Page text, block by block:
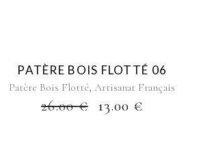
PATÈRE BOIS FLOTTÉ 06
Patère Bois Flotté,Artisanat Français
26.00€ 13.00 €